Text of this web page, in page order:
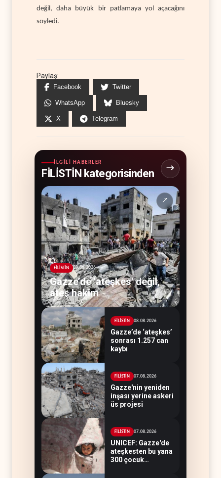
değil, daha büyük bir patlamaya yol açacağını
söyledi.
Paylaş:
Facebook Twitter
WhatsApp Bluesky
X Telegram
İLGILI HABERLER
FİLİSTİN kategorisinden
↗
FİLİSTİN 09.08.2026
Gazze’de 'ateşkes' değil,
ateş hakim
FİLİSTİN 08.08.2026
Gazze’de ‘ateşkes’
sonrası 1.257 can
kaybı
FİLİSTİN 07.08.2026
Gazze'nin yeniden
inşası yerine askeri
üs projesi
FİLİSTİN 07.08.2026
UNICEF: Gazze'de
ateşkesten bu yana
300 çocuk